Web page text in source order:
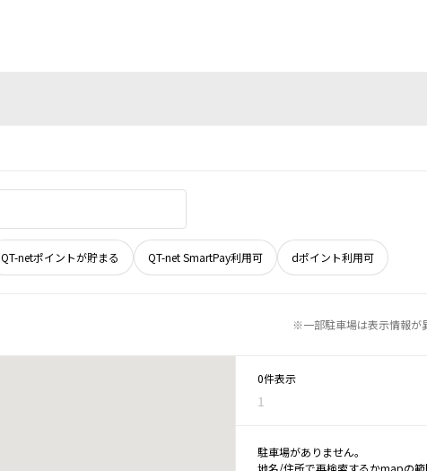
QT-netポイントが貯まる QT-net SmartPay利用可 dポイント利用可
※一部駐車場は表示情報が
0件表示
1
駐車場がありません。
地名/住所で再検索するかmapの